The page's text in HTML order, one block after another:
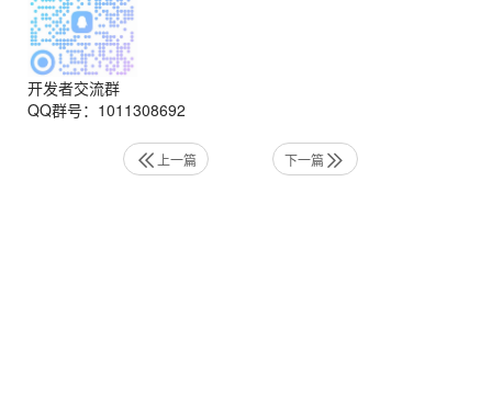
开发者交流群
QQ群号：1011308692
上一篇 下一篇